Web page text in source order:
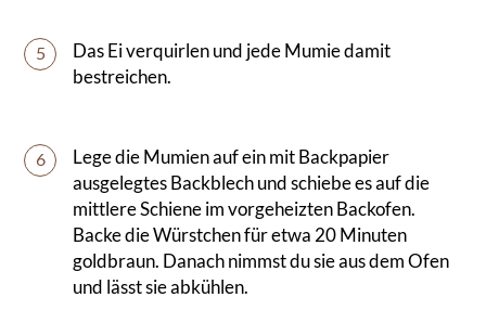
5
Das Ei verquirlen und jede Mumie damit
bestreichen.
6
Lege die Mumien auf ein mit Backpapier
ausgelegtes Backblech und schiebe es auf die
mittlere Schiene im vorgeheizten Backofen.
Backe die Würstchen für etwa 20 Minuten
goldbraun. Danach nimmst du sie aus dem Ofen
und lässt sie abkühlen.